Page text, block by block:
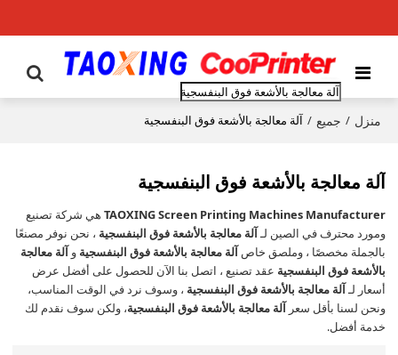
منزل / جميع / آلة معالجة بالأشعة فوق البنفسجية
آلة معالجة بالأشعة فوق البنفسجية
TAOXING Screen Printing Machines Manufacturer هي شركة تصنيع
ومورد محترف في الصين لـآلة معالجة بالأشعة فوق البنفسجية ، نحن نوفر مصنعًا
بالجملة مخصصًا ، وملصق خاصآلة معالجة بالأشعة فوق البنفسجية وآلة معالجة
بالأشعة فوق البنفسجية عقد تصنيع ، اتصل بنا الآن للحصول على أفضل عرض
أسعار لـآلة معالجة بالأشعة فوق البنفسجية ، وسوف نرد في الوقت المناسب،
ونحن لسنا بأقل سعرآلة معالجة بالأشعة فوق البنفسجية، ولكن سوف نقدم لك
خدمة أفضل.